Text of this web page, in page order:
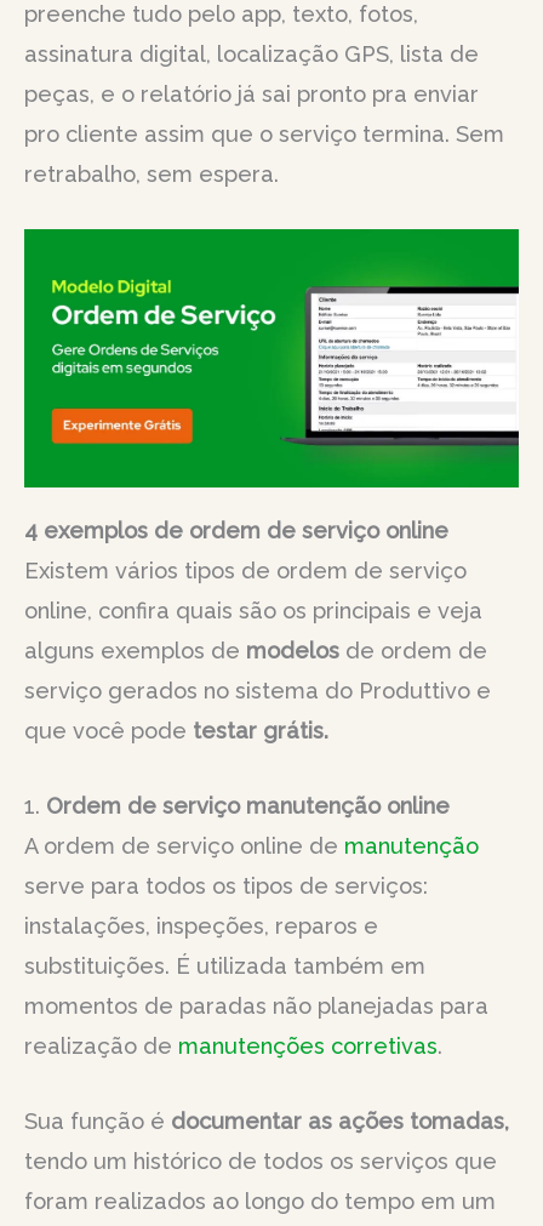
preenche tudo pelo app, texto, fotos,
assinatura digital, localização GPS, lista de
peças, e o relatório já sai pronto pra enviar
pro cliente assim que o serviço termina. Sem
retrabalho, sem espera.
4 exemplos de ordem de serviço online
Existem vários tipos de ordem de serviço
online, confira quais são os principais e veja
alguns exemplos de modelos de ordem de
serviço gerados no sistema do Produttivo e
que você pode testar grátis.
1. Ordem de serviço manutenção online
A ordem de serviço online de manutenção
serve para todos os tipos de serviços:
instalações, inspeções, reparos e
substituições. É utilizada também em
momentos de paradas não planejadas para
realização de manutenções corretivas.
Sua função é documentar as ações tomadas,
tendo um histórico de todos os serviços que
foram realizados ao longo do tempo em um